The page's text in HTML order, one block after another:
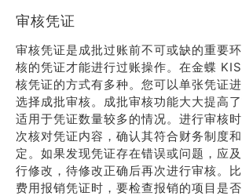
审核凭证
审核凭证是成批过账前不可或缺的重要
核的凭证才能进行过账操作。在金蝶
核凭证的方式有多种。您可以单张凭证
选择成批审核。成批审核功能大大提高
适用于凭证数量较多的情况。进行审核
次核对凭证内容，确认其符合财务制度
定。如果发现凭证存在错误或问题，应
行修改，待修改正确后再次进行审核。
费用报销凭证时，要检查报销的项目是